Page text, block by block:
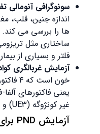
سونوگرافی آنومالی تفصیلی:
اندازه جنین، قلب، مغز،
ها را بررسی می کند. این
فلتر و بسیاری از بیماری
آزمایش غربالگری کواد مارکر:
خون است که ۴
غیر کونژوگه (UE3) و Inhibin A.
آزمایش PND برای تالاسمی